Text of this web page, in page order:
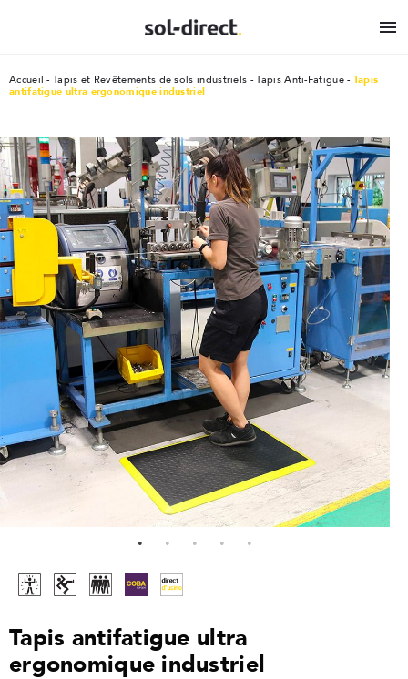

Accueil Tapis et Revêtements de sols industriels Tapis Anti-Fatigue
Tapis
antifatigue ultra ergonomique industriel
Tapis antifatigue ultra
ergonomique industriel